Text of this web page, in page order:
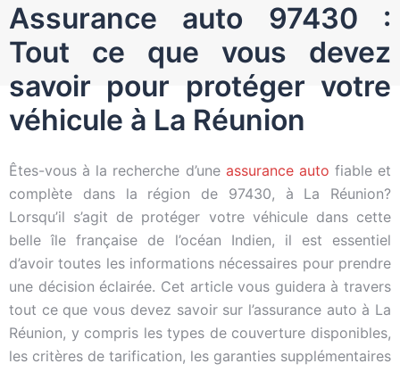
Assurance auto 97430 :
Tout ce que vous devez
savoir pour protéger votre
véhicule à La Réunion
Êtes-vous à la recherche d’une assurance auto fiable et
complète dans la région de 97430, à La Réunion?
Lorsqu’il s’agit de protéger votre véhicule dans cette
belle île française de l’océan Indien, il est essentiel
d’avoir toutes les informations nécessaires pour prendre
une décision éclairée. Cet article vous guidera à travers
tout ce que vous devez savoir sur l’assurance auto à La
Réunion, y compris les types de couverture disponibles,
les critères de tarification, les garanties supplémentaires